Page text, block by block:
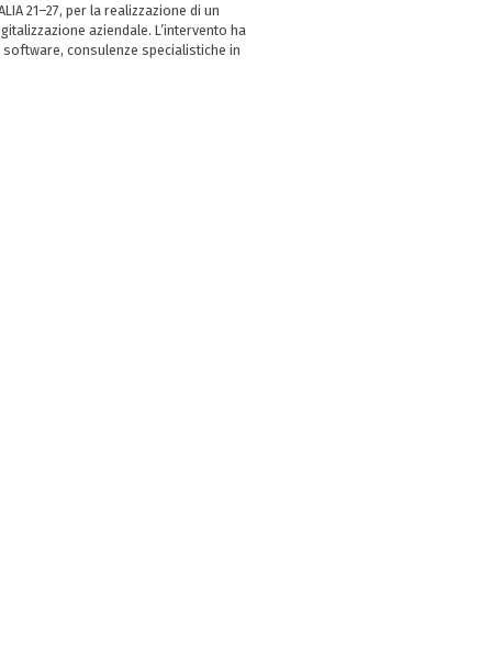
21–27, per la realizzazione di un
aziendale. L’intervento ha
consulenze specialistiche in